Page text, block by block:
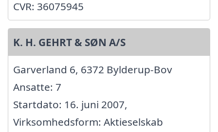
CVR: 36075945
K. H. GEHRT & SØN A/S
Garverland 6, 6372 Bylderup-Bov
Ansatte: 7
Startdato: 16. juni 2007,
Virksomhedsform: Aktieselskab